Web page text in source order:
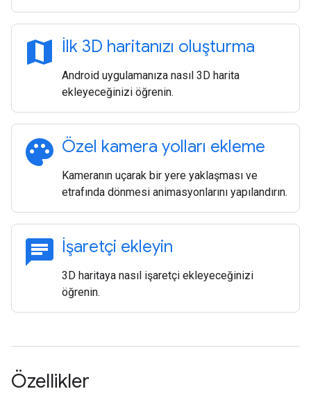
map İlk 3D haritanızı oluşturma
Android uygulamanıza nasıl 3D harita
ekleyeceğinizi öğrenin.
palette Özel kamera yolları ekleme
Kameranın uçarak bir yere yaklaşması ve
etrafında dönmesi animasyonlarını yapılandırın.
chat İşaretçi ekleyin
3D haritaya nasıl işaretçi ekleyeceğinizi
öğrenin.
Özellikler